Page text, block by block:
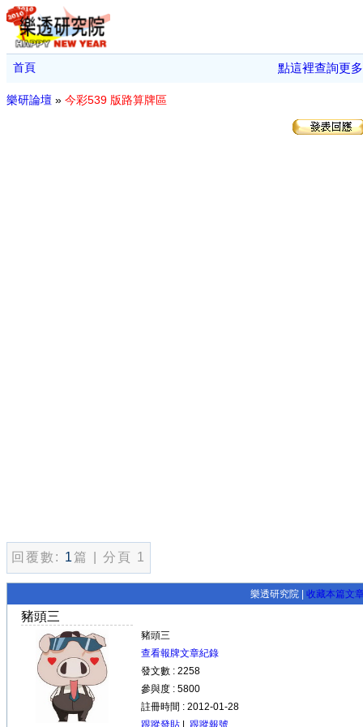
首頁 點這裡查詢更多
樂研論壇 » 今彩539 版路算牌區
回覆數: 1篇 | 分頁 1
樂透研究院 | 收藏本篇文
豬頭三
豬頭三
查看報牌文章紀錄
發文數 : 2258
參與度 : 5800
註冊時間 : 2012-01-28
跟蹤發貼
跟蹤報號